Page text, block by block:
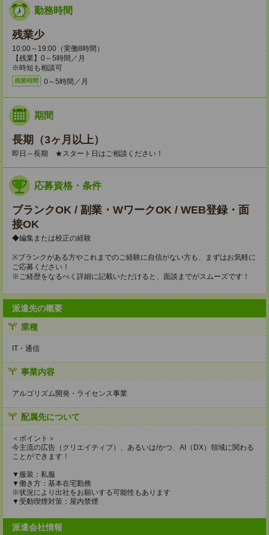
勤務時間
残業少
10:00～19:00（実働8時間）
【残業】0～5時間／月
※時短も相談可
残業時間 0～5時間／月
期間
長期（3ヶ月以上）
即日～長期 ★スタート日はご相談ください！
応募資格・条件
ブランクOK / 副業・WワークOK / WEB登録・面
接OK
◆編集または校正の経験
※ブランクがある方やこれまでのご経験に自信がない方も、まずはお気軽に
ご応募ください！
※ご経歴をなるべく詳細に記載いただけると、面談までがスムーズです！
派遣先の概要
業種
IT・通信
事業内容
アルゴリズム開発・ライセンス事業
配属先について
＜ポイント＞
今主流の広告（クリエイティブ）、あるいは/かつ、AI（DX）領域に関わる
ことができます！
▼服装：私服
▼働き方：基本在宅勤務
※状況により出社をお願いする可能性もあります
▼受動喫煙対策：屋内禁煙
派遣会社情報